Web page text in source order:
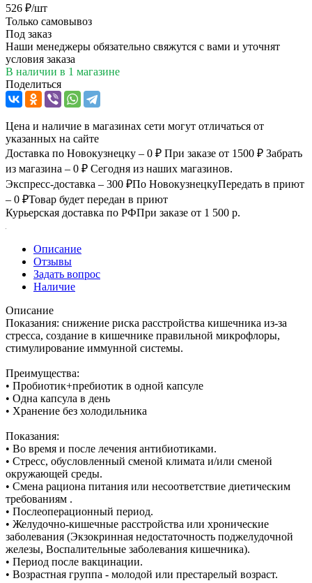
526 ₽/шт
Только самовывоз
Под заказ
Наши менеджеры обязательно свяжутся с вами и уточнят
условия заказа
В наличии в 1 магазине
Поделиться
Цена и наличие в магазинах сети могут отличаться от
указанных на сайте
Доставка по Новокузнецку – 0 ₽ При заказе от 1500 ₽ Забрать
из магазина – 0 ₽ Сегодня из наших магазинов.
Экспресс-доставка – 300 ₽По НовокузнецкуПередать в приют
– 0 ₽Товар будет передан в приют
Курьерская доставка по РФПри заказе от 1 500 р.
Описание
Отзывы
Задать вопрос
Наличие
Описание
Показания: снижение риска расстройства кишечника из-за
стресса, создание в кишечнике правильной микрофлоры,
стимулирование иммунной системы.
Преимущества:
• Пробиотик+пребиотик в одной капсуле
• Одна капсула в день
• Хранение без холодильника
Показания:
• Во время и после лечения антибиотиками.
• Стресс, обусловленный сменой климата и/или сменой
окружающей среды.
• Смена рациона питания или несоответствие диетическим
требованиям .
• Послеоперационный период.
• Желудочно-кишечные расстройства или хронические
заболевания (Экзокринная недостаточность поджелудочной
железы, Воспалительные заболевания кишечника).
• Период после вакцинации.
• Возрастная группа - молодой или престарелый возраст.